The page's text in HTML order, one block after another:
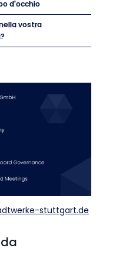
d'occhio
vostra
stuttgart.de